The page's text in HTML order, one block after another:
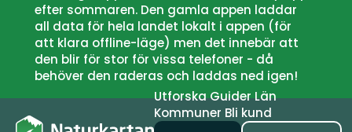
efter sommaren. Den gamla appen laddar
all data för hela landet lokalt i appen (för
att klara offline-läge) men det innebär att
den blir för stor för vissa telefoner - då
behöver den raderas och laddas ned igen!
UtforskaGuiderLän
Kommuner Bli kund